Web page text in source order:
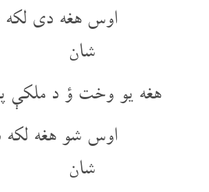
اوس هغه دی لکه
شان
هغه یو وخت ؤ د ملکې
اوس شو هغه لکه
شان